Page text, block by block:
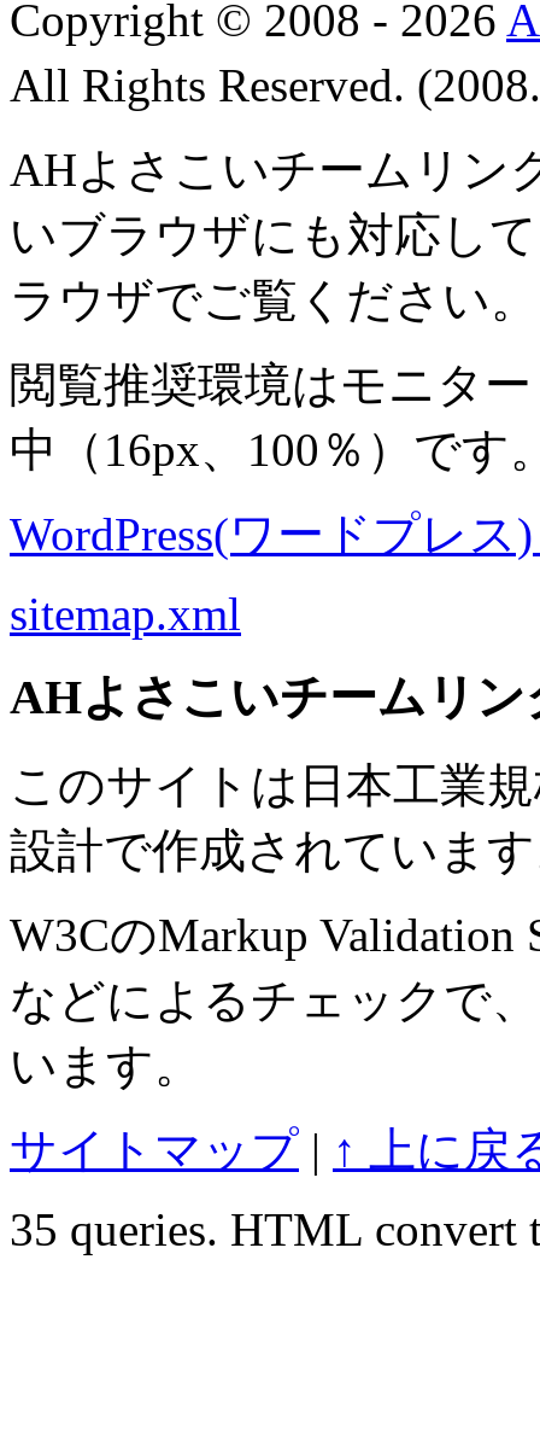
Copyright © 2008 - 2026
All Rights Reserved.
AHよさこいチームリン
いブラウザにも対応し
ラウザでご覧ください。
閲覧推奨環境はモニター
中
（16px、100％）です
WordPress(ワードプレス)
sitemap.xml
AHよさこいチームリ
このサイトは日本工業
設計で作成されていま
W3CのMarkup Validation
などによるチェックで
います。
サイトマップ | ↑ 上に戻
35 queries. HTML convert